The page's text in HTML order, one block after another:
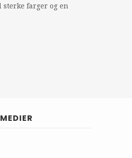
farger og en